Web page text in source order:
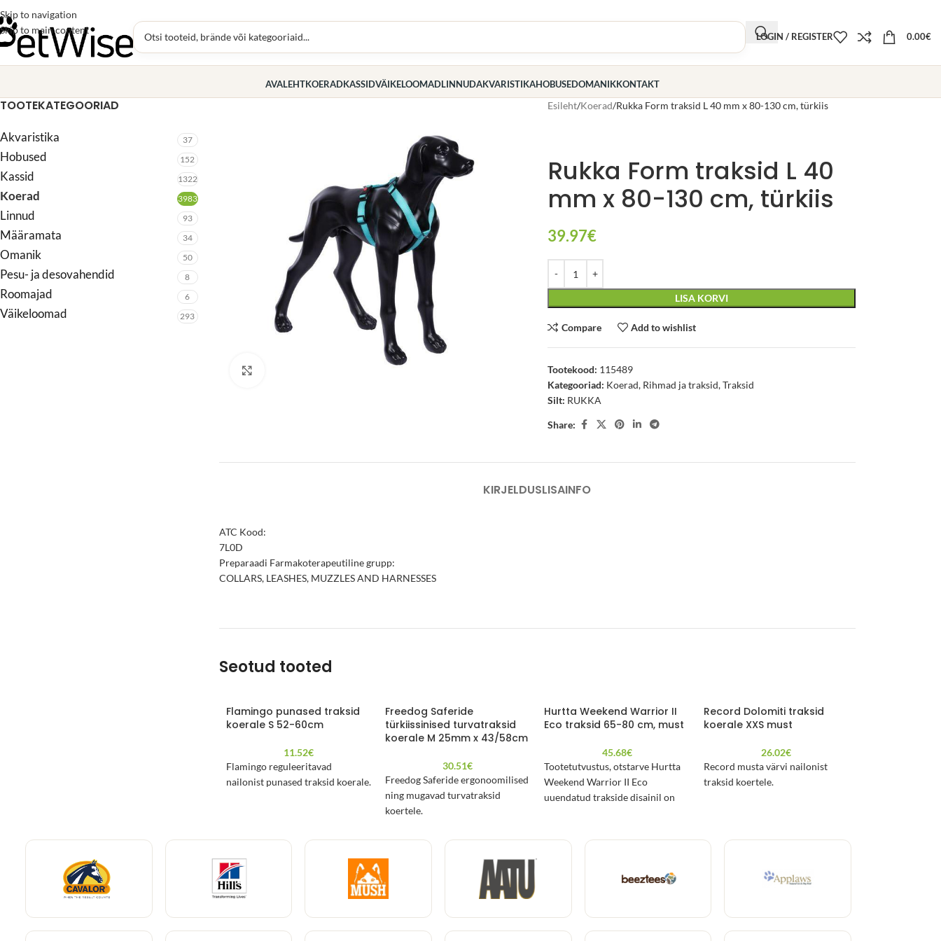
Skip to navigation
Skip to main content
LOGIN / REGISTER 0.00€
AVALEHTKOERADKASSIDVÄIKELOOMADLINNUDAKVARISTIKAHOBUSEDOMANIKKONTAKT
TOOTEKATEGOORIAD
Akvaristika 37
Hobused 152
Kassid 1322
Koerad 3983
Linnud 93
Määramata 34
Omanik 50
Pesu- ja desovahendid 8
Roomajad 6
Väikeloomad 293
Esileht Koerad Rukka Form traksid L 40 mm x 80-130 cm, türkiis
Rukka Form traksid L 40
mm x 80-130 cm, türkiis
39.97€
LISA KORVI
Compare Add to wishlist
Tootekood: 115489
Kategooriad: Koerad, Rihmad ja traksid,Traksid
Silt: RUKKA
Share:
KIRJELDUSLISAINFO
ATC Kood:
7L0D
Preparaadi Farmakoterapeutiline grupp:
COLLARS, LEASHES, MUZZLES AND HARNESSES
Seotud tooted
Flamingo punased traksid
koerale S 52-60cm
11.52€
Flamingo reguleeritavad
nailonist punased traksid koerale.
Freedog Saferide
türkiissinised turvatraksid
koerale M 25mm x 43/58cm
30.51€
Freedog Saferide ergonoomilised
ning mugavad turvatraksid
koertele.
Hurtta Weekend Warrior II
Eco traksid 65-80 cm, must
45.68€
Tootetutvustus, otstarve Hurtta
Weekend Warrior II Eco
uuendatud trakside disainil on
saledamatele
Record Dolomiti traksid
koerale XXS must
26.02€
Record musta värvi nailonist
traksid koertele.